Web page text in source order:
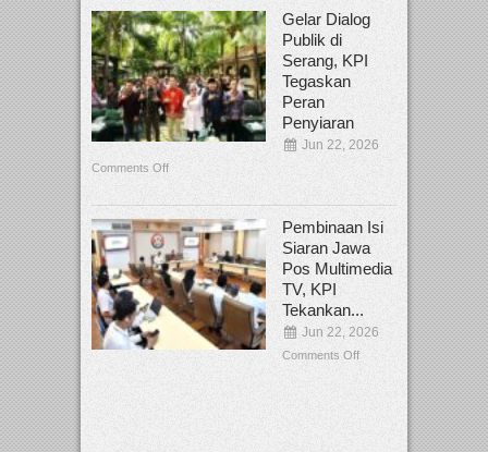
Gelar Dialog
Publik di
Serang, KPI
Tegaskan
Peran
Penyiaran
Jun 22, 2026
Comments Off
Pembinaan Isi
Siaran Jawa
Pos Multimedia
TV, KPI
Tekankan...
Jun 22, 2026
Comments Off